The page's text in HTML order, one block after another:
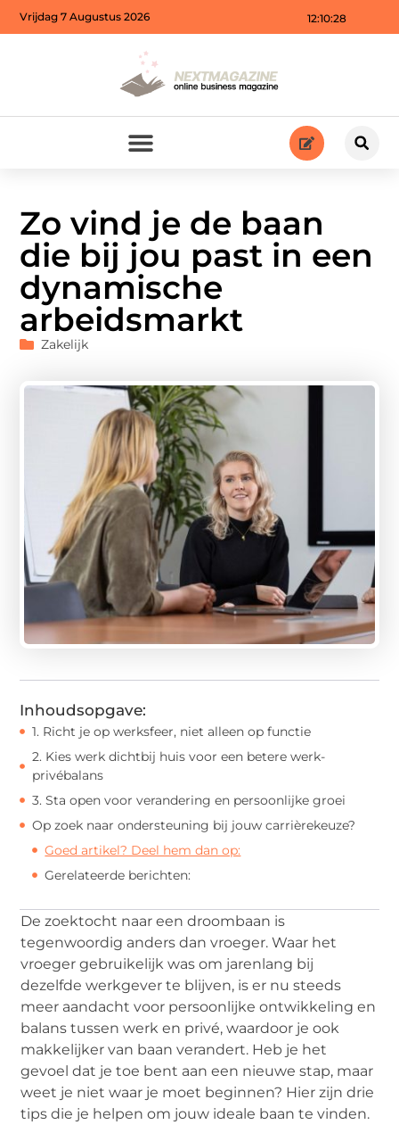
12:10:30
Vrijdag 7 Augustus 2026
Zo vind je de baan
die bij jou past in een
dynamische
arbeidsmarkt
Zakelijk
Inhoudsopgave:
1. Richt je op werksfeer, niet alleen op functie
2. Kies werk dichtbij huis voor een betere werk-
privébalans
3. Sta open voor verandering en persoonlijke groei
Op zoek naar ondersteuning bij jouw carrièrekeuze?
Goed artikel? Deel hem dan op:
Gerelateerde berichten:
De zoektocht naar een droombaan is
tegenwoordig anders dan vroeger. Waar het
vroeger gebruikelijk was om jarenlang bij
dezelfde werkgever te blijven, is er nu steeds
meer aandacht voor persoonlijke ontwikkeling en
balans tussen werk en privé, waardoor je ook
makkelijker van baan verandert. Heb je het
gevoel dat je toe bent aan een nieuwe stap, maar
weet je niet waar je moet beginnen? Hier zijn drie
tips die je helpen om jouw ideale baan te vinden.